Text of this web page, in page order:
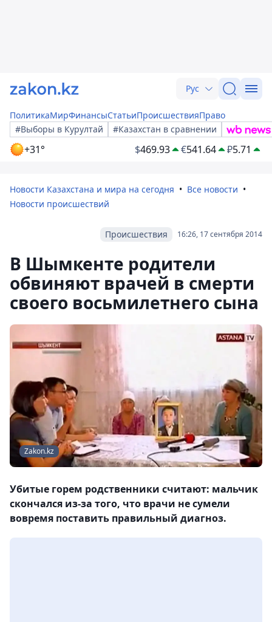
Рус
ПолитикаМирФинансыСтатьиПроисшествияПраво
#Выборы в Курултай
#Казахстан в сравнении
+31° $469.93 €541.64 ₽5.71
Новости Казахстана и мира на сегодня
Все новости
Новости происшествий
16:26, 17 сентября 2014
Происшествия
В Шымкенте родители
обвиняют врачей в смерти
своего восьмилетнего сына
Zakon.kz
Убитые горем родственники считают: мальчик
скончался из-за того, что врачи не сумели
вовремя поставить правильный диагноз.